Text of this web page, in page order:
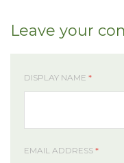
Leave your
DISPLAY NAME *
EMAIL ADDRESS *